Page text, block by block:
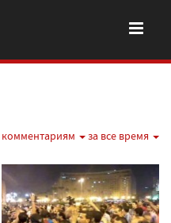
комментариям за все время